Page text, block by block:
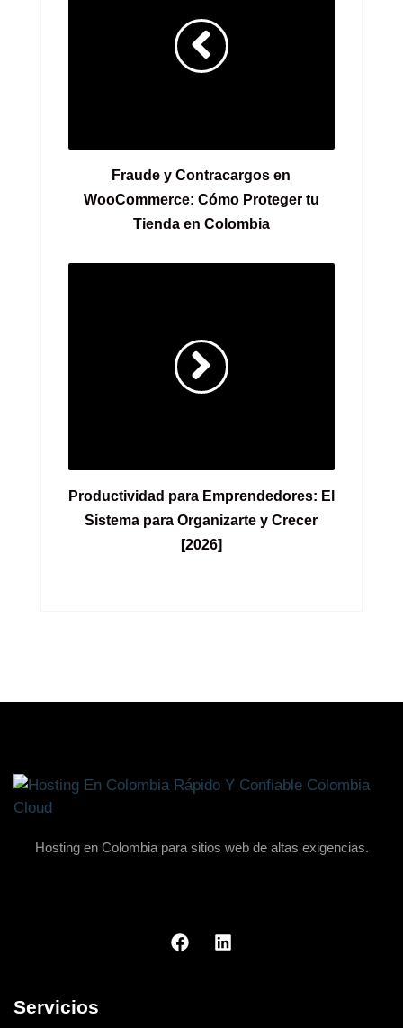
Fraude y Contracargos en
WooCommerce: Cómo Proteger tu
Tienda en Colombia
Productividad para Emprendedores: El
Sistema para Organizarte y Crecer
[2026]
Hosting en Colombia para sitios web de altas exigencias.
Servicios